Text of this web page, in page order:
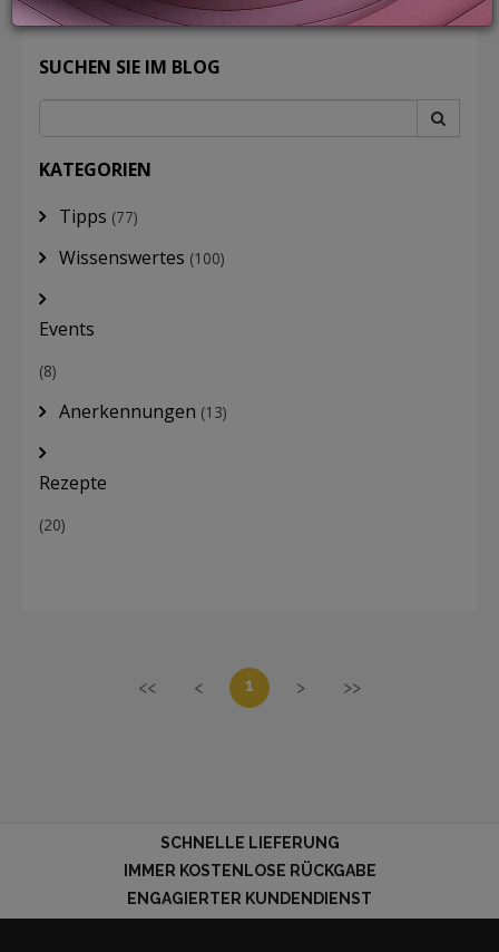
SUCHEN SIE IM BLOG
KATEGORIEN
Tipps (77)
Wissenswertes (100)
Events
(8)
Anerkennungen (13)
Rezepte
(20)
<< < 1 > >>
SCHNELLE LIEFERUNG
IMMER KOSTENLOSE RÜCKGABE
ENGAGIERTER KUNDENDIENST